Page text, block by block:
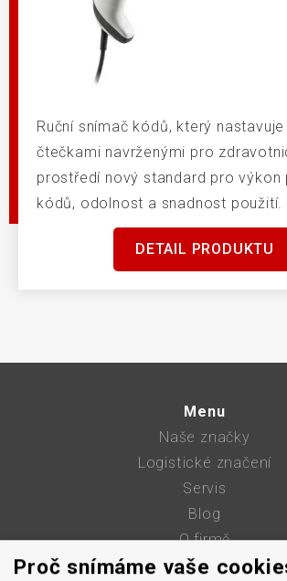
Ruční snímač kódů, který
čtečkami navrženými pro
prostředí nový standard pro výkon
kódů, odolnost a snadnost použití.
DETAIL PRODUKTU
Menu
Naše značky
Logistické značení
Servis
Blog
O firmě
Kontakt
Proč snímáme vaše